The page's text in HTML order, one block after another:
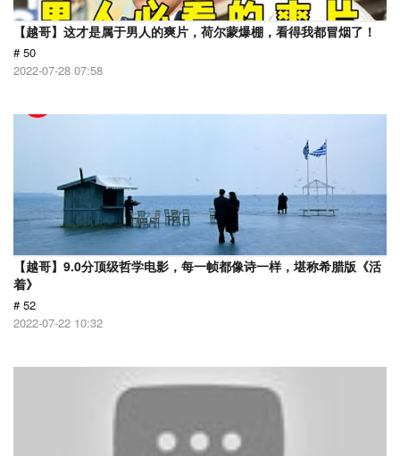
【越哥】这才是属于男人的爽片，荷尔蒙爆棚，看得我都冒烟了！
# 50
2022-07-28 07:58
【越哥】9.0分顶级哲学电影，每一帧都像诗一样，堪称希腊版《活
着》
# 52
2022-07-22 10:32